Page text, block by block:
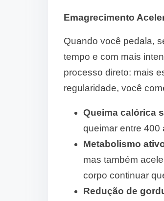
Emagrecimento
Quando você pedala,
tempo e com mais
processo direto: mais
regularidade, você
Queima calórica
queimar entre 400
Metabolismo
mas também
corpo continuar
Redução de